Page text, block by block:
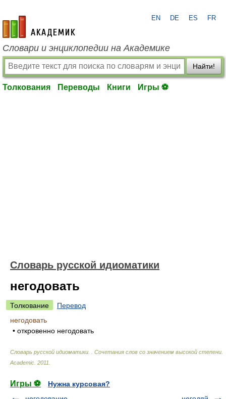
academic.ru
EN DE ES FR
Словари и энциклопедии на Академике
Найти!
Толкования Переводы Книги Игры ⚽
Словарь русской идиоматики
негодовать
Толкование
Перевод
негодовать
• откровенно негодовать
Словарь русской идиоматики. . Сочетания слов со значением высокой степени
Academic 2011
Игры ⚽
Нужна курсовая?